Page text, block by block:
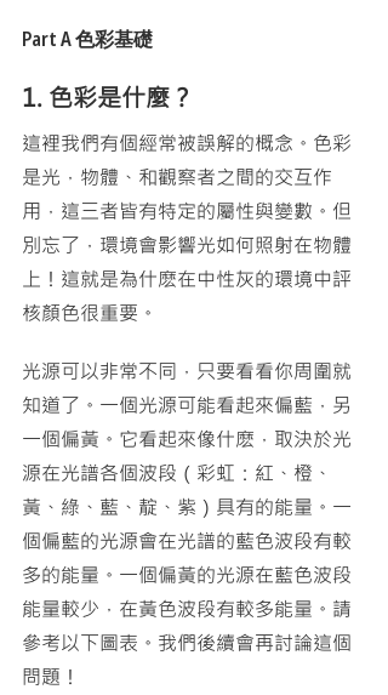
Part A 色彩基礎
1. 色彩是什麼？
這裡我們有個經常被誤解的概念。色彩
是光，物體、和觀察者之間的交互作
用，這三者皆有特定的屬性與變數。但
別忘了，環境會影響光如何照射在物體
上！這就是為什麽在中性灰的環境中評
核顏色很重要。
光源可以非常不同，只要看看你周圍就
知道了。一個光源可能看起來偏藍，另
一個偏黃。它看起來像什麽，取決於光
源在光譜各個波段（彩虹：紅、橙、
黃、綠、藍、靛、紫）具有的能量。一
個偏藍的光源會在光譜的藍色波段有較
多的能量。一個偏黃的光源在藍色波段
能量較少，在黃色波段有較多能量。請
參考以下圖表。我們後續會再討論這個
問題！